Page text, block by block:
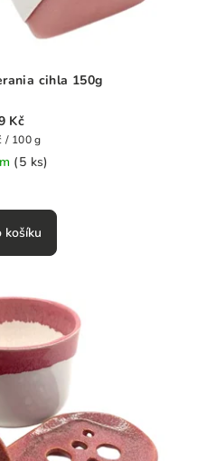
cihla 150g
Kč
/ 100 g
(5 ks)
hodnocení
produktu
5
hvězdiček.
košíku